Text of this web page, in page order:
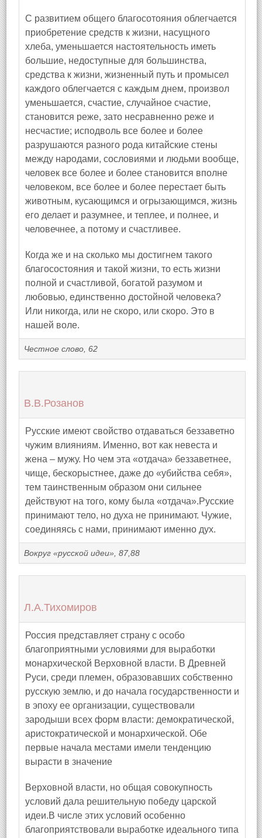
С развитием общего благосотояния облегчается
приобретение средств к жизни, насущного
хлеба, уменьшается настоятельность иметь
большие, недоступные для большинства,
средства к жизни, жизненный путь и промысел
каждого облегчается с каждым днем, произвол
уменьшается, счастие, случайное счастие,
становится реже, зато несравненно реже и
несчастие; исподволь все более и более
разрушаются разного рода китайские стены
между народами, сословиями и людьми вообще,
человек все более и более становится вполне
человеком, все более и более перестает быть
животным, кусающимся и огрызающимся, жизнь
его делает и разумнее, и теплее, и полнее, и
человечнее, а потому и счастливее.
Когда же и на сколько мы достигнем такого
благосостояния и такой жизни, то есть жизни
полной и счастливой, богатой разумом и
любовью, единственно достойной человека?
Или никогда, или не скоро, или скоро. Это в
нашей воле.
Честное слово, 62
В.В.Розанов
Русские имеют свойство отдаваться беззаветно
чужим влияниям. Именно, вот как невеста и
жена – мужу. Но чем эта «отдача» беззаветнее,
чище, бескорыстнее, даже до «убийства себя»,
тем таинственным образом они сильнее
действуют на того, кому была «отдача».Русские
принимают тело, но духа не принимают. Чужие,
соединяясь с нами, принимают именно дух.
Вокруг «русской идеи», 87,88
Л.А.Тихомиров
Россия представляет страну с особо
благоприятными условиями для выработки
монархической Верховной власти. В Древней
Руси, среди племен, образовавших собственно
русскую землю, и до начала государственности и
в эпоху ее организации, существовали
зародыши всех форм власти: демократической,
аристократической и монархической. Обе
первые начала местами имели тенденцию
вырасти в значение
Верховной власти, но общая совокупность
условий дала решительную победу царской
идеи.В числе этих условий особенно
благоприятствовали выработке идеального типа